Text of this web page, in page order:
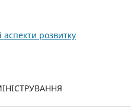
розвитку